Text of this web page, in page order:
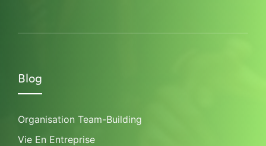
Blog
Organisation Team-Building
Vie En Entreprise